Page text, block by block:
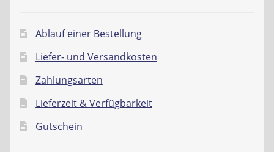
Ablauf einer Bestellung
Liefer- und Versandkosten
Zahlungsarten
Lieferzeit & Verfügbarkeit
Gutschein